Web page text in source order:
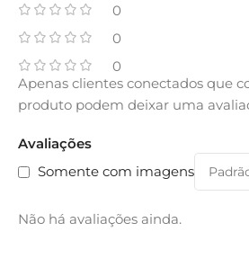
0
0
0
Avaliações
Somente com imagens
Não há avaliações ainda.
Apenas clientes conectados que
produto podem deixar uma